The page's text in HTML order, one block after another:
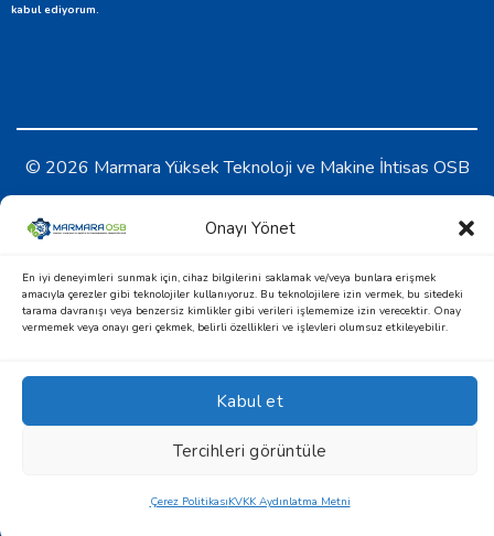
Onayı Yönet
En iyi deneyimleri sunmak için, cihaz bilgilerini saklamak ve/veya bunlara erişmek
amacıyla çerezler gibi teknolojiler kullanıyoruz. Bu teknolojilere izin vermek, bu sitedeki
tarama davranışı veya benzersiz kimlikler gibi verileri işlememize izin verecektir. Onay
vermemek veya onayı geri çekmek, belirli özellikleri ve işlevleri olumsuz etkileyebilir.
Kabul et
Tercihleri görüntüle
Çerez PolitikasıKVKK Aydınlatma Metni
kabul ediyorum.
© 2026 Marmara Yüksek Teknoloji ve Makine İhtisas OSB
KVKK Aydınlatma Metni Çerez Politikası
Design & Development by